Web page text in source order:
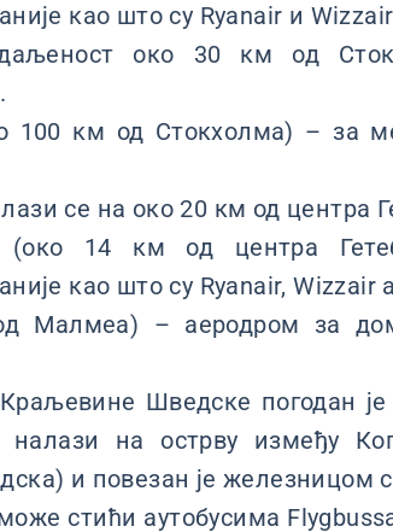
као што су Ryanair и
око 30 км од
100 км од Стокхолма) – за
се на око 20 км од центра
14 км од центра
као што су Ryanair, Wizzair
Малмеа) – аеродром за
Краљевине Шведске погодан
на острву између
и повезан је железницом
стићи аутобусима